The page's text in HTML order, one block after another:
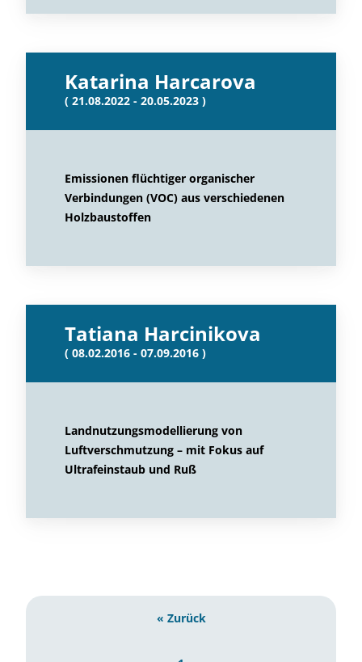
Katarina Harcarova
( 21.08.2022 - 20.05.2023 )
Emissionen flüchtiger organischer
Verbindungen (VOC) aus verschiedenen
Holzbaustoffen
Tatiana Harcinikova
( 08.02.2016 - 07.09.2016 )
Landnutzungsmodellierung von
Luftverschmutzung – mit Fokus auf
Ultrafeinstaub und Ruß
« Zurück